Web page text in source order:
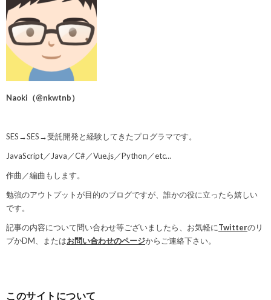
Naoki （@nkwtnb）
SES→SES→受託開発と経験してきたプログラマです。
JavaScript／Java／C#／Vue.js／Python／etc…
作曲／編曲もします。
勉強のアウトプットが目的のブログですが、誰かの役に立ったら嬉しい
です。
記事の内容について問い合わせ等ございましたら、お気軽にTwitterのリ
プかDM、またはお問い合わせのページからご連絡下さい。
このサイトについて